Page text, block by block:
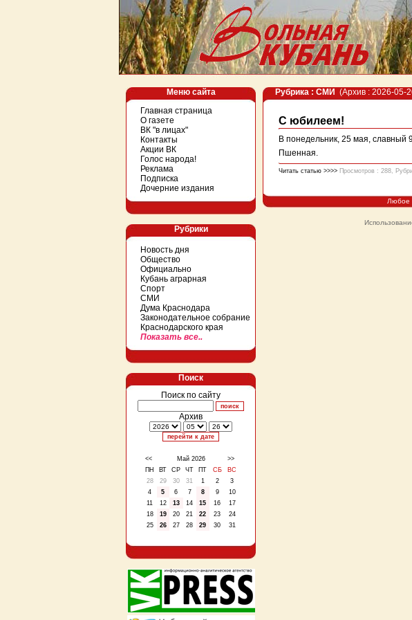
Меню сайта
Главная страница
О газете
ВК "в лицах"
Контакты
Акции ВК
Голос народа!
Реклама
Подписка
Дочерние издания
Рубрики
Новость дня
Общество
Официально
Кубань аграрная
Спорт
СМИ
Дума Краснодара
Законодательное собрание
Краснодарского края
Показать все..
Поиск
Поиск по сайту
Архив
<< Май 2026
>>
ПН
ВТ СР ЧТ ПТ СБ
ВС
28
29 30 31 1 2
3
4
5 6 7 8 9
10
11
12 13 14 15 16
17
18
19 20 21 22 23
24
25
26 27 28 29 30 31
Рубрика : СМИ (Архив : 2026-05-
С юбилеем!
В понедельник, 25 мая,
Пшенная.
Читать статью >>>> Просмотров : 288,
Любое